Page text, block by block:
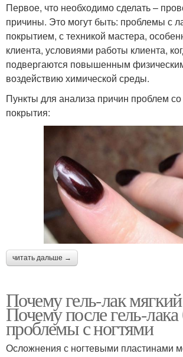
Первое, что необходимо сделать –
причины. Это могут быть: проблемы с
покрытием, с техникой мастера,
клиента, условиями работы клиента,
подвергаются повышенным
воздействию химической среды.
Пункты для анализа причин проблем со
покрытия:
читать дальше →
Почему гель-лак
Почему после гель-
проблемы с ногтями
Осложнения с ногтевыми пластинами